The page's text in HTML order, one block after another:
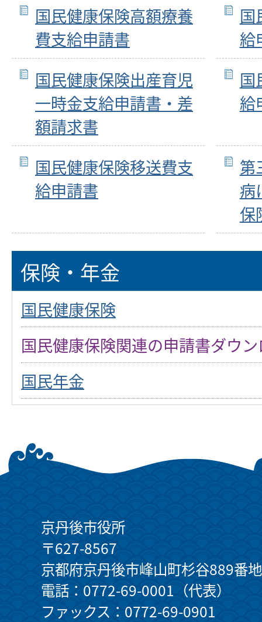
国民健康保険高額療養
費支給申請書
国
給
国民健康保険出産育児
一時金支給申請書・差
額請求書
国
給
国民健康保険移送費支
給申請書
第
病
保
保険・年金
国民健康保険
国民健康保険関連の申請書ダウ
国民年金
京丹後市役所
〒627-8567
京都府京丹後市峰山町杉谷889番地
電話：0772-69-0001（代表）
ファックス：0772-69-0901